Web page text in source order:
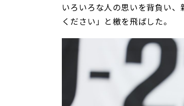
いろいろな人の思いを背負い、
ください」と檄を飛ばした。